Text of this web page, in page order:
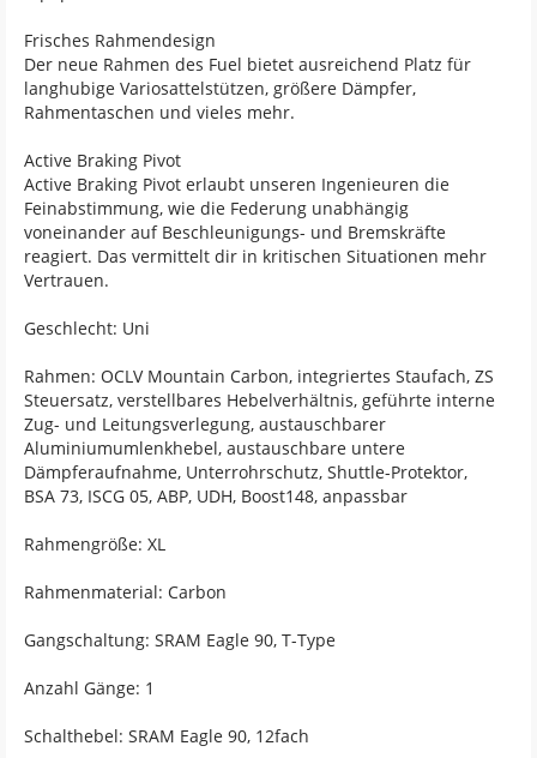
Frisches Rahmendesign
Der neue Rahmen des Fuel bietet ausreichend Platz für
langhubige Variosattelstützen, größere Dämpfer,
Rahmentaschen und vieles mehr.
Active Braking Pivot
Active Braking Pivot erlaubt unseren Ingenieuren die
Feinabstimmung, wie die Federung unabhängig
voneinander auf Beschleunigungs- und Bremskräfte
reagiert. Das vermittelt dir in kritischen Situationen mehr
Vertrauen.
Geschlecht: Uni
Rahmen: OCLV Mountain Carbon, integriertes Staufach, ZS
Steuersatz, verstellbares Hebelverhältnis, geführte interne
Zug- und Leitungsverlegung, austauschbarer
Aluminiumumlenkhebel, austauschbare untere
Dämpferaufnahme, Unterrohrschutz, Shuttle-Protektor,
BSA 73, ISCG 05, ABP, UDH, Boost148, anpassbar
Rahmengröße: XL
Rahmenmaterial: Carbon
Gangschaltung: SRAM Eagle 90, T-Type
Anzahl Gänge: 1
Schalthebel: SRAM Eagle 90, 12fach